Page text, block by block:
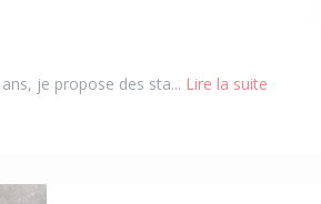
je propose des sta... Lire la suite